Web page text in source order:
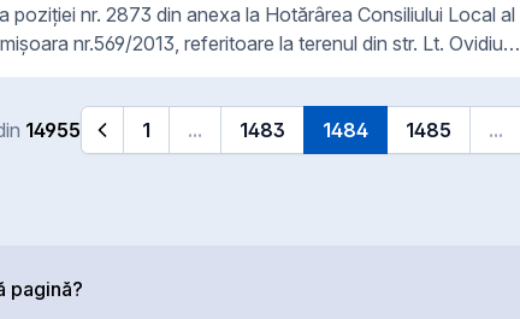
poziției nr. 2873 din anexa la Hotărârea Consiliului Local al
nr.569/2013, referitoare la terenul din str. Lt. Ovidiu…
14955
Pagina precedentă
1 ... 1483 1484 1485 ...
pagină?